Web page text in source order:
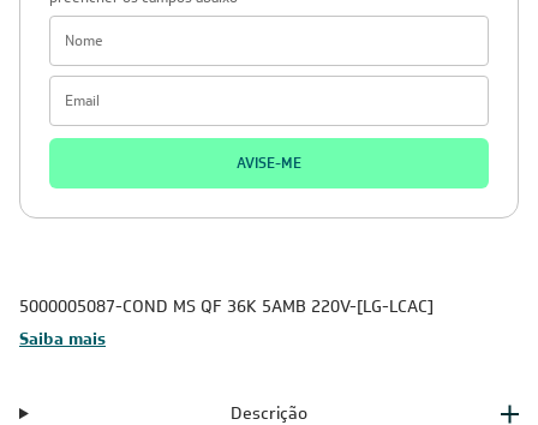
AVISE-ME
5000005087-COND MS QF 36K 5AMB 220V-[LG-LCAC]
Saiba mais
Descrição